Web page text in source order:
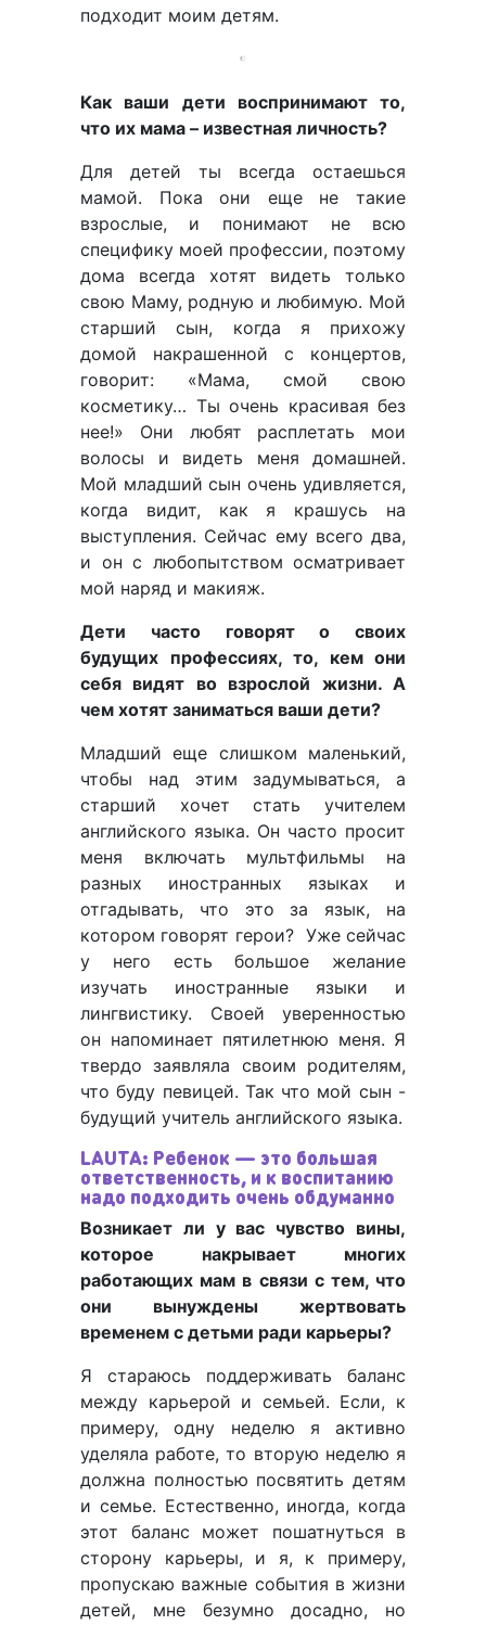
подходит моим детям.
Как ваши дети воспринимают то,
что их мама – известная личность?
Для детей ты всегда остаешься
мамой. Пока они еще не такие
взрослые, и понимают не всю
специфику моей профессии, поэтому
дома всегда хотят видеть только
свою Маму, родную и любимую. Мой
старший сын, когда я прихожу
домой накрашенной с концертов,
говорит: «Мама, смой свою
косметику… Ты очень красивая без
нее!» Они любят расплетать мои
волосы и видеть меня домашней.
Мой младший сын очень удивляется,
когда видит, как я крашусь на
выступления. Сейчас ему всего два,
и он с любопытством осматривает
мой наряд и макияж.
Дети часто говорят о своих
будущих профессиях, то, кем они
себя видят во взрослой жизни. А
чем хотят заниматься ваши дети?
Младший еще слишком маленький,
чтобы над этим задумываться, а
старший хочет стать учителем
английского языка. Он часто просит
меня включать мультфильмы на
разных иностранных языках и
отгадывать, что это за язык, на
котором говорят герои? Уже сейчас
у него есть большое желание
изучать иностранные языки и
лингвистику. Своей уверенностью
он напоминает пятилетнюю меня. Я
твердо заявляла своим родителям,
что буду певицей. Так что мой сын -
будущий учитель английского языка.
LAUTA: Ребенок — это большая
ответственность, и к воспитанию
надо подходить очень обдуманно
Возникает ли у вас чувство вины,
которое накрывает многих
работающих мам в связи с тем, что
они вынуждены жертвовать
временем с детьми ради карьеры?
Я стараюсь поддерживать баланс
между карьерой и семьей. Если, к
примеру, одну неделю я активно
уделяла работе, то вторую неделю я
должна полностью посвятить детям
и семье. Естественно, иногда, когда
этот баланс может пошатнуться в
сторону карьеры, и я, к примеру,
пропускаю важные события в жизни
детей, мне безумно досадно, но